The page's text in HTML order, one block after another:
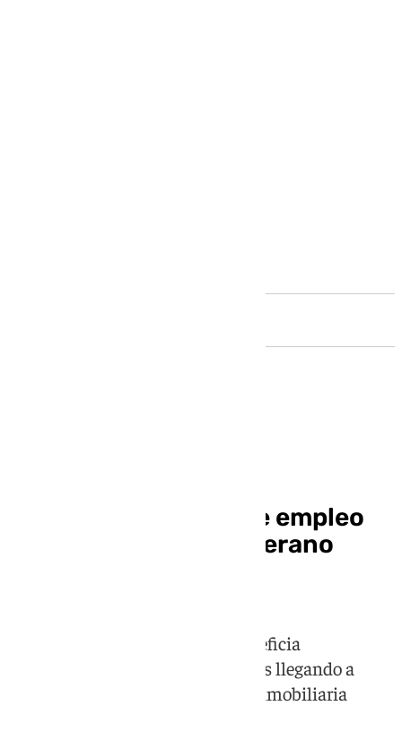
Cádiz bate récords de empleo
en mayo y avista un verano
El paro baja en la provincia y beneficia
especialmente a mujeres y jóvenes llegando a
cifras de 2007, antes de la crisis inmobiliaria